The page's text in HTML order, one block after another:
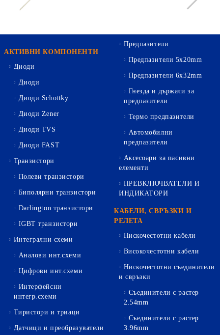
АКТИВНИ КОМПОНЕНТИ
Диоди
Диоди
Диоди Schottky
Диоди Zener
Диоди TVS
Диоди FAST
Транзистори
Полеви транзистори
Биполярни транзистори
Darlington транзистори
IGBT транзистори
Интегрални схеми
Аналови инт.схеми
Цифрови инт.схеми
Интерфейсни
интегр.схеми
Тиристори и триаци
Датчици и преобразуватели
Предпазители
Предпазители 5х20mm
Предпазители 6х32mm
Гнезда и държачи за
предпазители
Термо предпазители
Автомобилни
предпазители
Аксесоари за пасивни
елементи
ПРЕВКЛЮЧВАТЕЛИ И
ИНДИКАТОРИ
КАБЕЛИ, СВРЪЗКИ И
РЕЛЕТА
Нискочестотни кабели
Високочестотни кабели
Нискочестотни съединители
и свръзки
Съединители с растер
2.54mm
Съединители с растер
3.96mm